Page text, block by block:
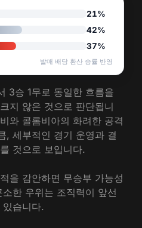
21%
42%
37%
발매 배당 환산 승률 반영
3승 1무로 동일한 흐름을
지 않은 것으로 판단됩니
와 콜롬비아의 화려한 공격
, 세부적인 경기 운영과 결
것으로 보입니다.
을 감안하면 무승부 가능성
한 우위는 조직력이 앞선
습니다.